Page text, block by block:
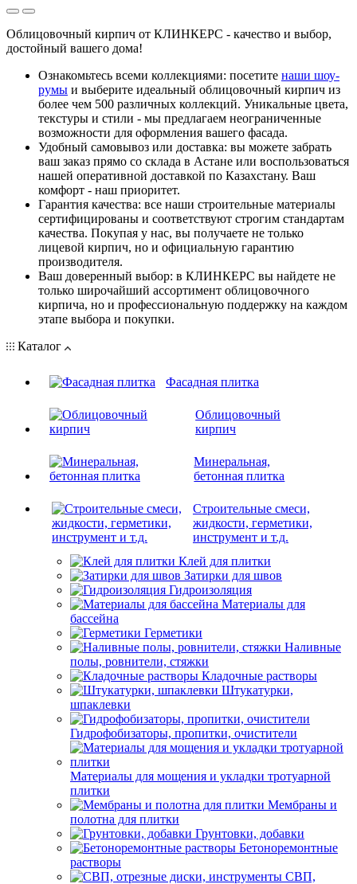
Облицовочный кирпич от КЛИНКЕРС - качество и выбор,
достойный вашего дома!
Ознакомьтесь всеми коллекциями: посетите наши шоу-
румы и выберите идеальный облицовочный кирпич из
более чем 500 различных коллекций. Уникальные цвета,
текстуры и стили - мы предлагаем неограниченные
возможности для оформления вашего фасада.
Удобный самовывоз или доставка: вы можете забрать
ваш заказ прямо со склада в Астане или воспользоваться
нашей оперативной доставкой по Казахстану. Ваш
комфорт - наш приоритет.
Гарантия качества: все наши строительные материалы
сертифицированы и соответствуют строгим стандартам
качества. Покупая у нас, вы получаете не только
лицевой кирпич, но и официальную гарантию
производителя.
Ваш доверенный выбор: в КЛИНКЕРС вы найдете не
только широчайший ассортимент облицовочного
кирпича, но и профессиональную поддержку на каждом
этапе выбора и покупки.
Каталог
Фасадная плитка
Облицовочный
кирпич
Минеральная,
бетонная плитка
Строительные смеси,
жидкости, герметики,
инструмент и т.д.
Клей для плитки
Затирки для швов
Гидроизоляция
Материалы для
бассейна
Герметики
Наливные
полы, ровнители, стяжки
Кладочные растворы
Штукатурки,
шпаклевки
Гидрофобизаторы, пропитки, очистители
Материалы для мощения и укладки тротуарной
плитки
Мембраны и
полотна для плитки
Грунтовки, добавки
Бетоноремонтные
растворы
СВП,